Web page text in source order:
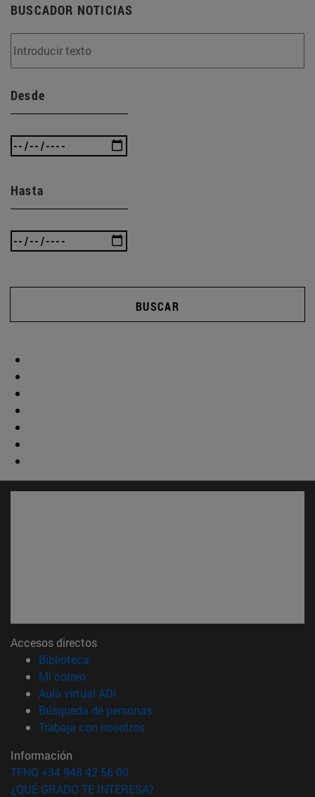
BUSCADOR NOTICIAS
Desde
Hasta
BUSCAR
Accesos directos
Biblioteca
Mi correo(abre en nueva ventana)
Aula virtual ADI
Búsqueda de personas(abre en nueva ventana)
Trabaja con nosotros(abre en nueva ventana)
Información
TFNO +34 948 42 56 00
¿QUÉ GRADO TE INTERESA?